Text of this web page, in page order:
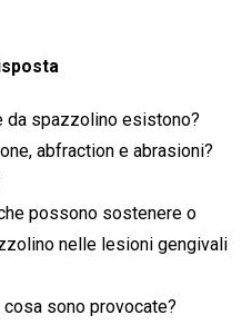
da spazzolino esistono?
abfraction e abrasioni?
possono sostenere o
nelle lesioni gengivali
cosa sono provocate?